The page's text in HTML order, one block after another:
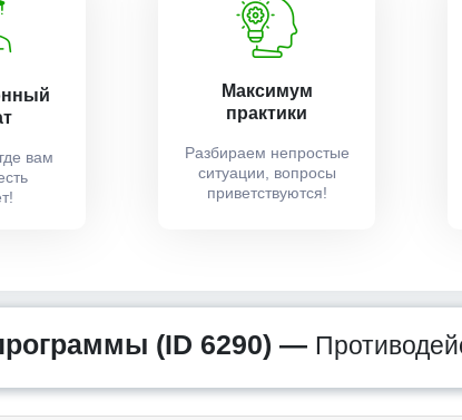
вам
Максимум
практики
Разбираем непростые
ситуации, вопросы
приветствуются!
(ID 6290) —